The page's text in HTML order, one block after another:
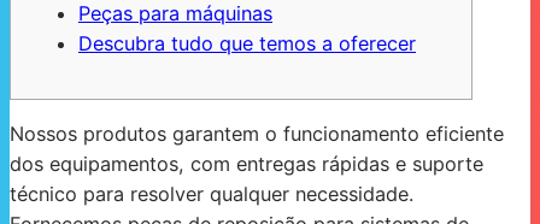
Peças para máquinas
Descubra tudo que temos a oferecer
Nossos produtos garantem o funcionamento eficiente
dos equipamentos, com entregas rápidas e suporte
técnico para resolver qualquer necessidade.